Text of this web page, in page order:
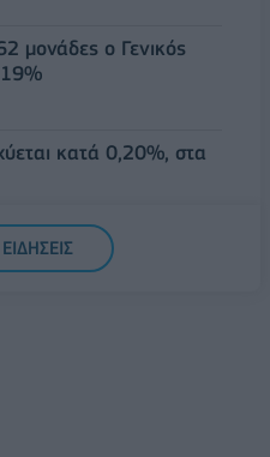
μονάδες ο Γενικός
κατά 0,20%, στα